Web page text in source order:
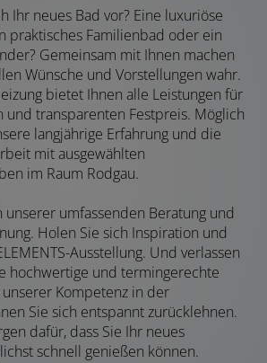
Ihr neues Bad vor? Eine luxuriöse
praktisches Familienbad oder ein
Gemeinsam mit Ihnen machen
Wünsche und Vorstellungen wahr.
bietet Ihnen alle Leistungen für
und transparenten Festpreis. Möglich
langjährige Erfahrung und die
mit ausgewählten
im Raum Rodgau.
unserer umfassenden Beratung und
Holen Sie sich Inspiration und
Ausstellung. Und verlassen
hochwertige und termingerechte
Kompetenz in der
Sie sich entspannt zurücklehnen.
dafür, dass Sie Ihr neues
schnell genießen können.